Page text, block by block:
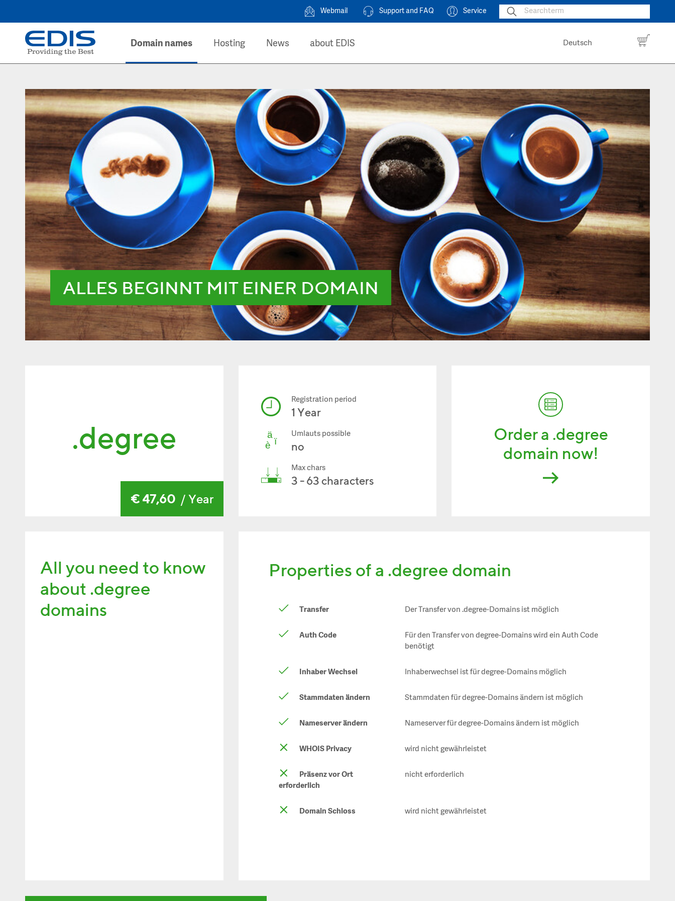
Webmail Support and FAQ Service
Domain names Hosting News about EDIS Deutsch
ALLES BEGINNT MIT EINER DOMAIN
.degree
€ 47,60/ Year
Registration period
1 Year
Umlauts possible
no
Max chars
3 - 63 characters
Order a .degree
domain now!
All you need to know
about .degree
domains
Properties of a .degree domain
Transfer Der Transfer von .degree-Domains ist möglich
Auth Code
Für den Transfer von degree-Domains wird ein Auth Code
benötigt
Inhaber Wechsel Inhaberwechsel ist für degree-Domains möglich
Stammdaten ändern Stammdaten für degree-Domains ändern ist möglich
Nameserver ändern Nameserver für degree-Domains ändern ist möglich
WHOIS Privacy wird nicht gewährleistet
Präsenz vor Ort
erforderlich
nicht erforderlich
Domain Schloss wird nicht gewährleistet